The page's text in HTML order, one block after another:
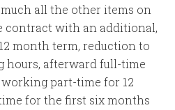
all the other items on
contract with an additional,
month term, reduction to
hours, afterward full-time
part-time for 12
for the first six months